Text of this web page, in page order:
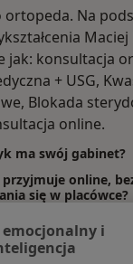
ortopeda. Na
Maciej
jak: konsultacja
+ USG,
Blokada
online.
ma swój gabinet?
przyjmuje online,
się w placówce?
płatności
Maciej
i